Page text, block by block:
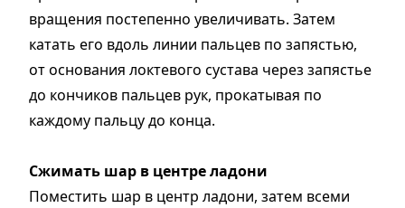
вращения постепенно увеличивать. Затем
катать его вдоль линии пальцев по запястью,
от основания локтевого сустава через запястье
до кончиков пальцев рук, прокатывая по
каждому пальцу до конца.
Сжимать шар в центре ладони
Поместить шар в центр ладони, затем всеми